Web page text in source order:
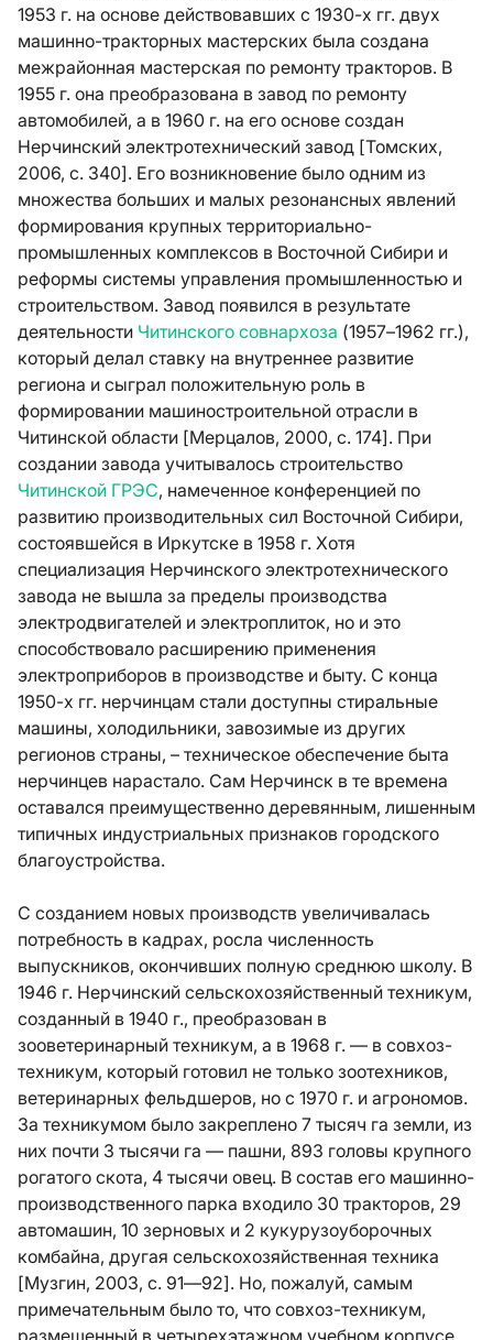
1953 г. на основе действовавших с 1930-х гг. двух
машинно-тракторных мастерских была создана
межрайонная мастерская по ремонту тракторов. В
1955 г. она преобразована в завод по ремонту
автомобилей, а в 1960 г. на его основе создан
Нерчинский электротехнический завод [Томских,
2006, с. 340]. Его возникновение было одним из
множества больших и малых резонансных явлений
формирования крупных территориально-
промышленных комплексов в Восточной Сибири и
реформы системы управления промышленностью и
строительством. Завод появился в результате
деятельности Читинского совнархоза (1957–1962 гг.),
который делал ставку на внутреннее развитие
региона и сыграл положительную роль в
формировании машиностроительной отрасли в
Читинской области [Мерцалов, 2000, с. 174]. При
создании завода учитывалось строительство
Читинской ГРЭС, намеченное конференцией по
развитию производительных сил Восточной Сибири,
состоявшейся в Иркутске в 1958 г. Хотя
специализация Нерчинского электротехнического
завода не вышла за пределы производства
электродвигателей и электроплиток, но и это
способствовало расширению применения
электроприборов в производстве и быту. С конца
1950-х гг. нерчинцам стали доступны стиральные
машины, холодильники, завозимые из других
регионов страны, – техническое обеспечение быта
нерчинцев нарастало. Сам Нерчинск в те времена
оставался преимущественно деревянным, лишенным
типичных индустриальных признаков городского
благоустройства.
С созданием новых производств увеличивалась
потребность в кадрах, росла численность
выпускников, окончивших полную среднюю школу. В
1946 г. Нерчинский сельскохозяйственный техникум,
созданный в 1940 г., преобразован в
зооветеринарный техникум, а в 1968 г. — в совхоз-
техникум, который готовил не только зоотехников,
ветеринарных фельдшеров, но с 1970 г. и агрономов.
За техникумом было закреплено 7 тысяч га земли, из
них почти 3 тысячи га — пашни, 893 головы крупного
рогатого скота, 4 тысячи овец. В состав его машинно-
производственного парка входило 30 тракторов, 29
автомашин, 10 зерновых и 2 кукурузоуборочных
комбайна, другая сельскохозяйственная техника
[Музгин, 2003, с. 91—92]. Но, пожалуй, самым
примечательным было то, что совхоз-техникум,
размещенный в четырехэтажном учебном корпусе,